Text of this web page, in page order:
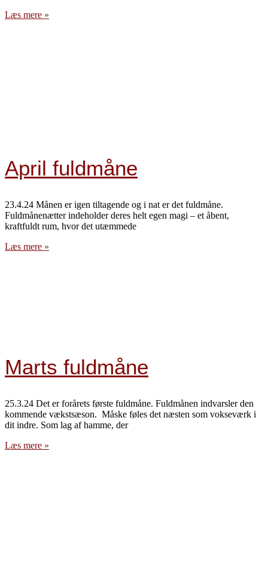
Læs mere »
April fuldmåne
23.4.24 Månen er igen tiltagende og i nat er det fuldmåne.
Fuldmånenætter indeholder deres helt egen magi – et åbent,
kraftfuldt rum, hvor det utæmmede
Læs mere »
Marts fuldmåne
25.3.24 Det er forårets første fuldmåne. Fuldmånen indvarsler den
kommende vækstsæson. Måske føles det næsten som vokseværk i
dit indre. Som lag af hamme, der
Læs mere »